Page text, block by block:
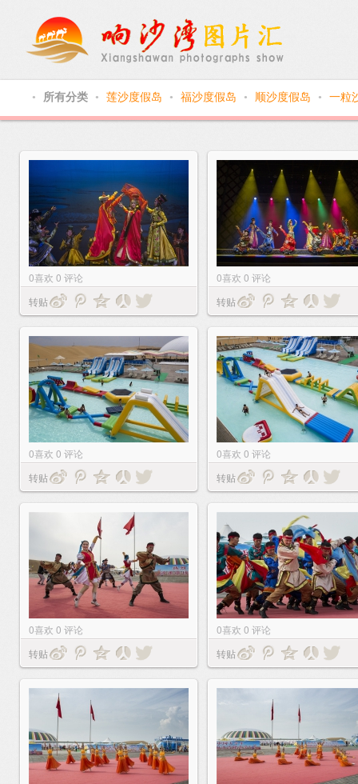
● 所有分类 ● 莲沙度假岛 ● 福沙度假岛 ● 顺沙度假岛 ● 一粒
0喜欢 0 评论
转贴
0喜欢 0 评论
转贴
0喜欢 0 评论
转贴
0喜欢 0 评论
转贴
0喜欢 0 评论
转贴
0喜欢 0 评论
转贴